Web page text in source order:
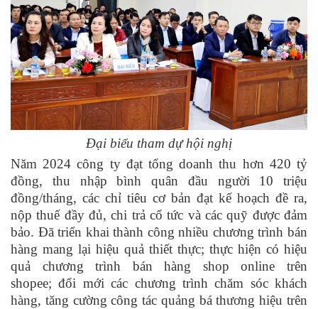
Đại biểu tham dự hội nghị
Năm 2024 công ty đạt tổng doanh thu hơn 420 tỷ
đồng, thu nhập bình quân đầu người 10 triệu
đồng/tháng, các chỉ tiêu cơ bản đạt kế hoạch đề ra,
nộp thuế đầy đủ, chi trả cổ tức và các quỹ được đảm
bảo. Đã triển khai thành công nhiều chương trình bán
hàng mang lại hiệu quả thiết thực; thực hiện có hiệu
quả chương trình bán hàng shop online trên
shopee;đổi mới các chương trình chăm sóc khách
hàng, tăng cường công tác quảng bá thương hiệu trên